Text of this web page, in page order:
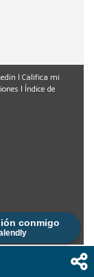
conmigo
| Califica mi
| Índice de